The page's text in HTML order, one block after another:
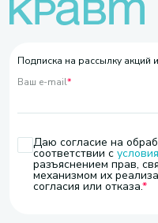
Подписка на рассылку акций
Ваш e-mail*
Даю согласие на
соответствии с
разъяснением прав,
механизмом их
согласия или отказа.